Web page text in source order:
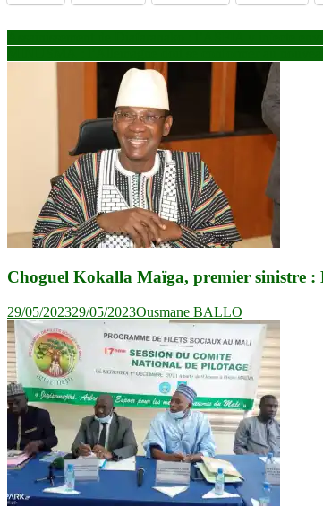
Navigation
de
Choguel Kokalla Maïga, premier sinistre
29/05/202329/05/2023Ousmane BALLO